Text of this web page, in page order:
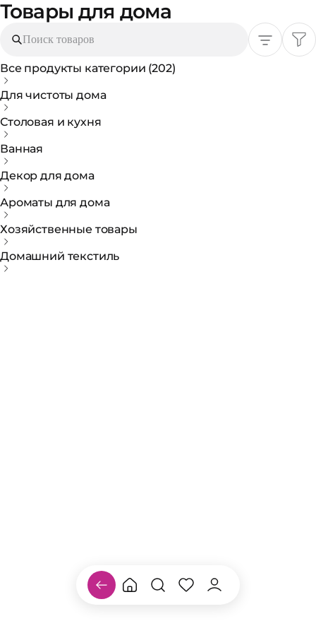
Товары для дома
Поиск товаров
Все продукты категории (202)
Для чистоты дома
Столовая и кухня
Ванная
Декор для дома
Ароматы для дома
Хозяйственные товары
Домашний текстиль